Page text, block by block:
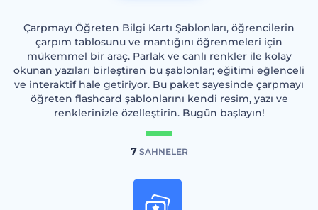
Çarpmayı Öğreten Bilgi Kartı Şablonları, öğrencilerin
çarpım tablosunu ve mantığını öğrenmeleri için
mükemmel bir araç. Parlak ve canlı renkler ile kolay
okunan yazıları birleştiren bu şablonlar; eğitimi eğlenceli
ve interaktif hale getiriyor. Bu paket sayesinde çarpmayı
öğreten flashcard şablonlarını kendi resim, yazı ve
renklerinizle özelleştirin. Bugün başlayın!
7SAHNELER